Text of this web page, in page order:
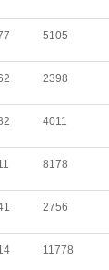
5105
2398
4011
8178
2756
11778